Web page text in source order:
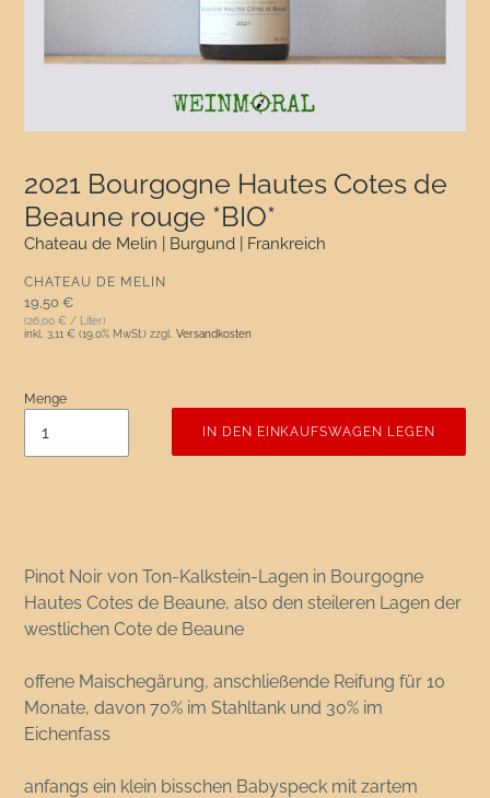
2021 Bourgogne Hautes Cotes de
Beaune rouge *BIO*
Chateau de Melin | Burgund | Frankreich
VERKÄUFER
CHATEAU DE MELIN
Normaler Preis
19,50 €
(26,00 € / Liter)
inkl. 3,11 € (19.0% MwSt.) zzgl. Versandkosten
Menge
IN DEN EINKAUFSWAGEN LEGEN
Pinot Noir von Ton-Kalkstein-Lagen in Bourgogne
Hautes Cotes de Beaune, also den steileren Lagen der
westlichen Cote de Beaune
offene Maischegärung, anschließende Reifung für 10
Monate, davon 70% im Stahltank und 30% im
Eichenfass
anfangs ein klein bisschen Babyspeck mit zartem